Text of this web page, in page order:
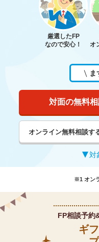
厳選したFP
なので安心！
オ
ま
対面の無料相
オンライン無料相談す
対
※1 オン
FP相談予約
ギ